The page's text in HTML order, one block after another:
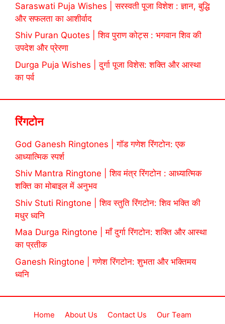
Saraswati Puja Wishes | सरस्वती पूजा विशेश : ज्ञान, बुद्धि
और सफलता का आशीर्वाद
Shiv Puran Quotes | शिव पुराण कोट्स : भगवान शिव की
उपदेश और प्रेरणा
Durga Puja Wishes | दुर्गा पूजा विशेस: शक्ति और आस्था
का पर्व
रिंगटोन
God Ganesh Ringtones | गॉड गणेश रिंगटोन: एक
आध्यात्मिक स्पर्श
Shiv Mantra Ringtone | शिव मंत्र रिंगटोन : आध्यात्मिक
शक्ति का मोबाइल में अनुभव
Shiv Stuti Ringtone | शिव स्तुति रिंगटोन: शिव भक्ति की
मधुर ध्वनि
Maa Durga Ringtone | माँ दुर्गा रिंगटोन: शक्ति और आस्था
का प्रतीक
Ganesh Ringtone | गणेश रिंगटोन: शुभता और भक्तिमय
ध्वनि
Home About Us Contact Us Our Team